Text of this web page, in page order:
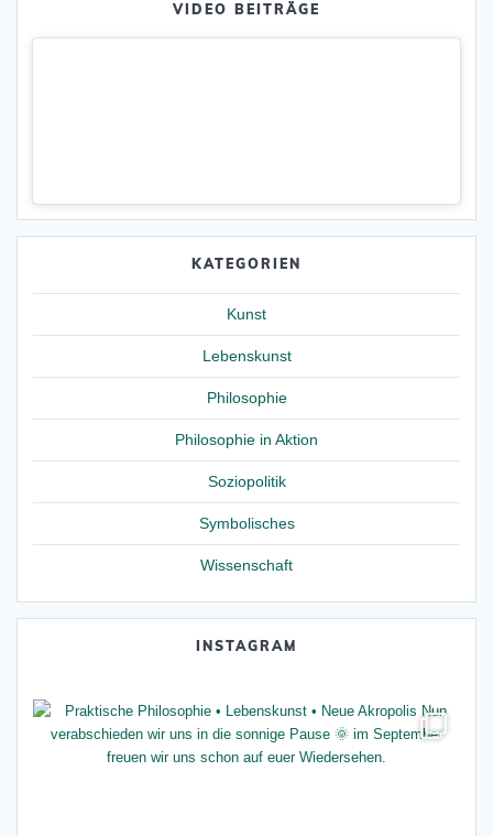
VIDEO BEITRÄGE
KATEGORIEN
Kunst
Lebenskunst
Philosophie
Philosophie in Aktion
Soziopolitik
Symbolisches
Wissenschaft
INSTAGRAM